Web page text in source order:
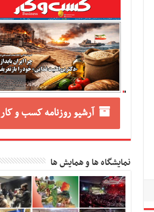
آرشیو روزنامه کسب و کار
نمایشگاه ها و همایش ها